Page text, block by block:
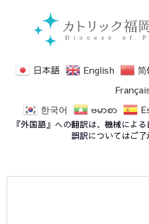
日本語 English 简
한국어
ဗမာစာ
『外国語』への翻訳は、機械によ
誤訳についてはご了
主の洗礼 Baptism of
年1月12